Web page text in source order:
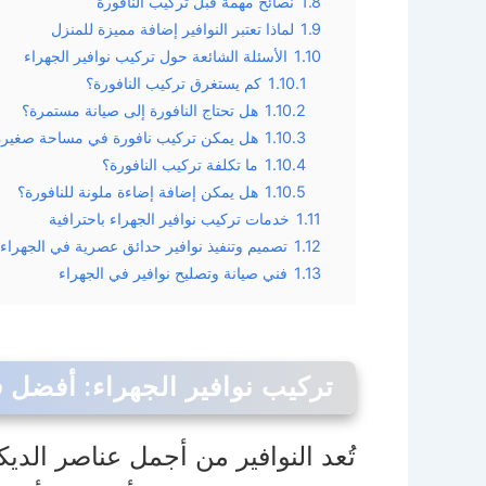
1.9 لماذا تعتبر النوافير إضافة مميزة للمنزل
1.10 الأسئلة الشائعة حول تركيب نوافير الجهراء
1.10.1 كم يستغرق تركيب النافورة؟
1.10.2 هل تحتاج النافورة إلى صيانة مستمرة؟
1.10.3 هل يمكن تركيب نافورة في مساحة
1.10.4 ما تكلفة تركيب النافورة؟
1.10.5 هل يمكن إضافة إضاءة ملونة للنافورة؟
1.11 خدمات تركيب نوافير الجهراء باحترافية
1.12 تصميم وتنفيذ نوافير حدائق عصرية في الجهراء
1.13 فني صيانة وتصليح نوافير في الجهراء
تركيب نوافير الجهراء:
تُعد النوافير من أجمل عناصر